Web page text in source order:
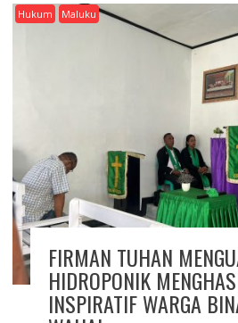
Hukum Maluku
FIRMAN TUHAN
HIDROPONIK
INSPIRATIF WARGA